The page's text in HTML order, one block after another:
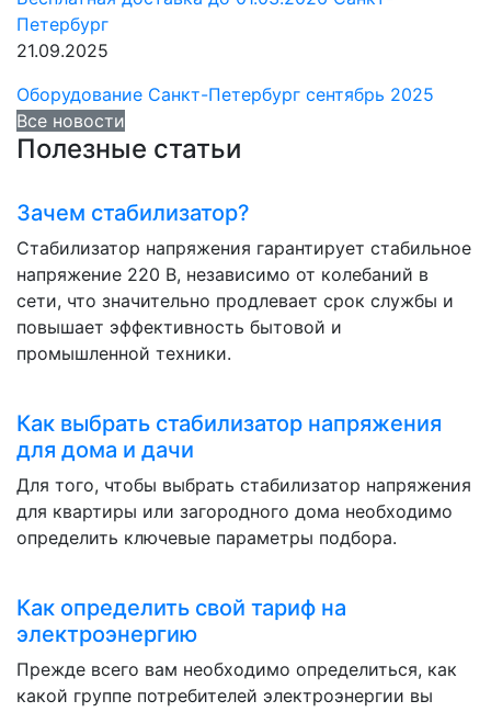
Петербург
21.09.2025
Оборудование Санкт-Петербург сентябрь 2025
Все новости
Полезные статьи
Зачем стабилизатор?
Стабилизатор напряжения гарантирует стабильное
напряжение 220 В, независимо от колебаний в
сети, что значительно продлевает срок службы и
повышает эффективность бытовой и
промышленной техники.
Как выбрать стабилизатор напряжения
для дома и дачи
Для того, чтобы выбрать стабилизатор напряжения
для квартиры или загородного дома необходимо
определить ключевые параметры подбора.
Как определить свой тариф на
электроэнергию
Прежде всего вам необходимо определиться, как
какой группе потребителей электроэнергии вы